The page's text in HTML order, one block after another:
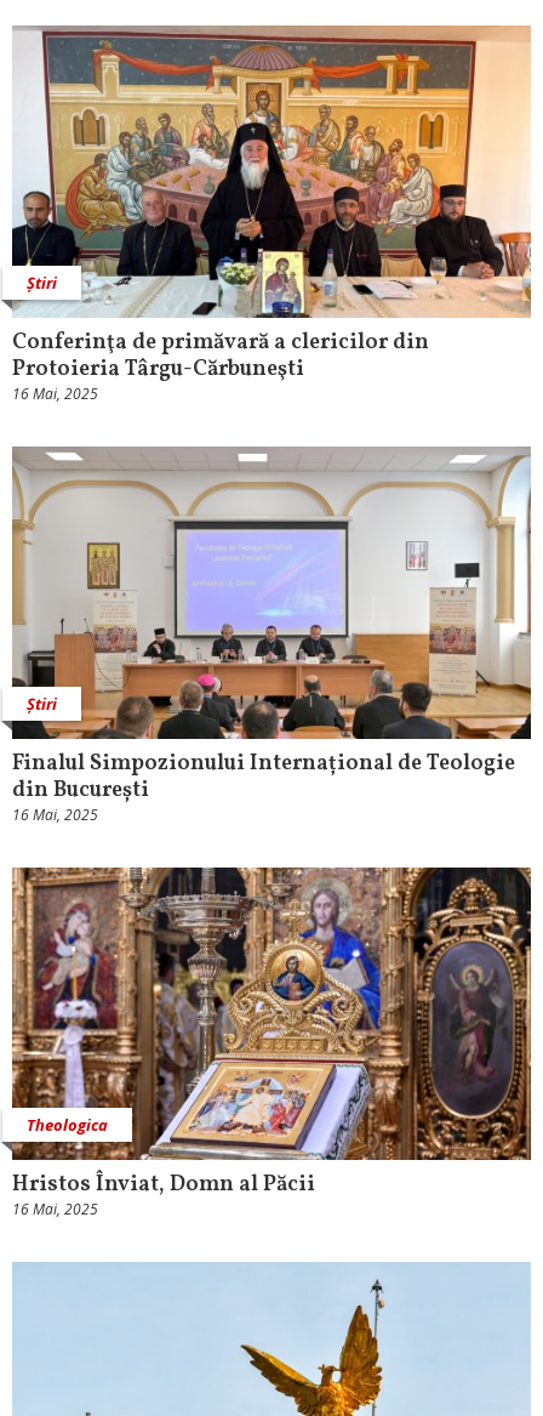
Știri
Conferinţa de primăvară a clericilor din
Protoieria Târgu-Cărbuneşti
16 Mai, 2025
Știri
Finalul Simpozionului Internațional de Teologie
din București
16 Mai, 2025
Theologica
Hristos Înviat, Domn al Păcii
16 Mai, 2025